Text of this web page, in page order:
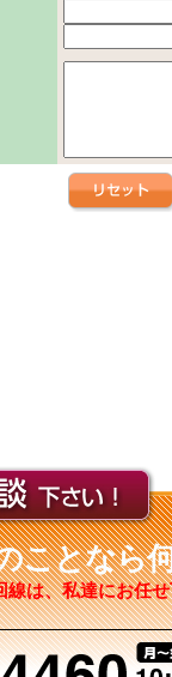
ことなら
は、私達にお任